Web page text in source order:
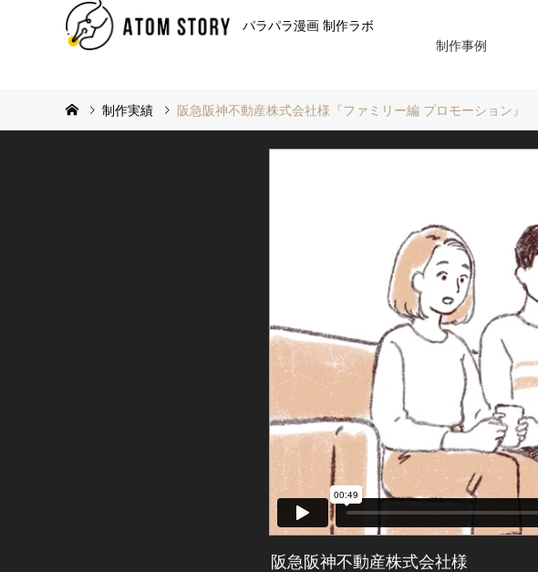
パラパラ漫画 制作ラボ
制作事例
制作実績 阪急阪神不動産株式会社様『ファミリー編 プロモーション』
阪急阪神不動産株式会社様